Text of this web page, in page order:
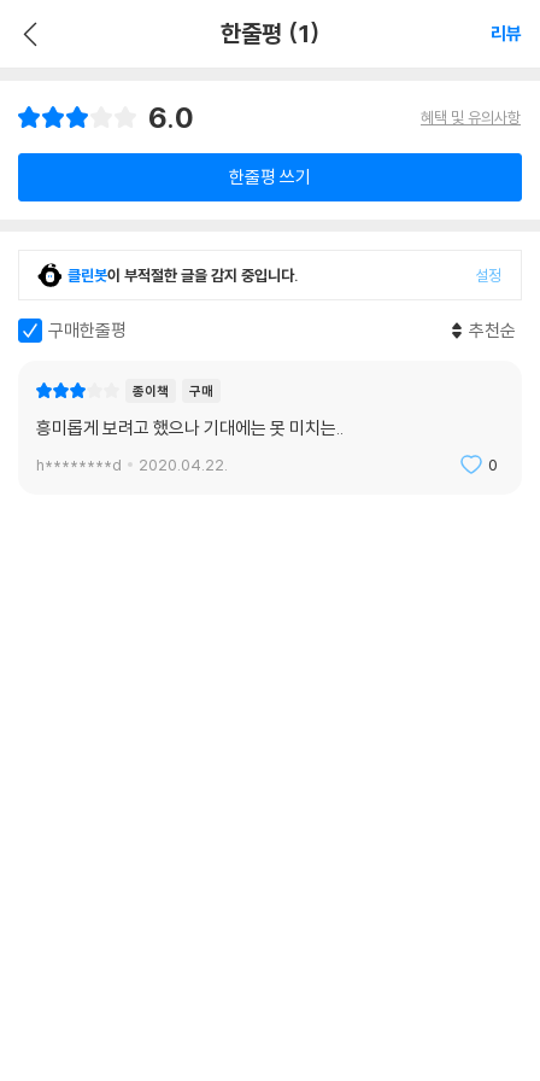
한줄평 (1) 리뷰
6.0 혜택 및 유의사항
한줄평 쓰기
클린봇이 부적절한 글을 감지 중입니다. 설정
구매한줄평 추천순
종이책 구매
흥미롭게 보려고 했으나 기대에는 못 미치는..
h********d 2020.04.22. 0